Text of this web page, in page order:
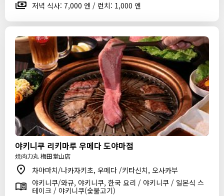
저녁 식사: 7,000 엔 / 런치: 1,000 엔
야키니쿠 리키마루 우메다 도야마점
焼肉力丸 梅田堂山店
차야마치/나카자키초, 우메다 /키타신치, 오사카부
야키니쿠/와규, 야키니쿠, 한국 요리 / 야키니쿠 / 일본식 스
테이크 / 야키니쿠(숯불고기)